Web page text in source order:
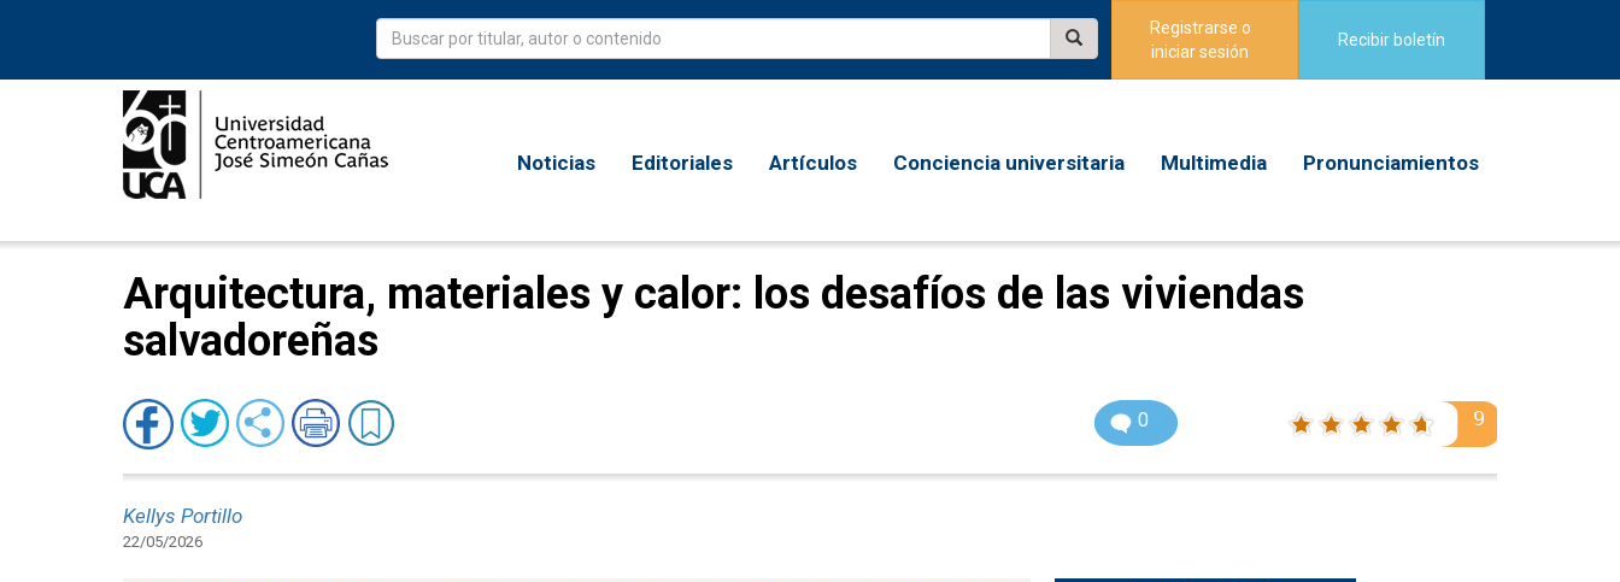
Registrarse o
iniciar sesión
Recibir boletín
Noticias Editoriales Artículos Conciencia universitaria Multimedia Pronunciamientos
Arquitectura, materiales y calor: los desafíos de las viviendas
salvadoreñas
0 9
Kellys Portillo
22/05/2026